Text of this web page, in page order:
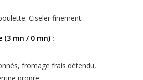
Ciseler finement.
(3 mn / 0 mn) :
fromage frais détendu,
propre